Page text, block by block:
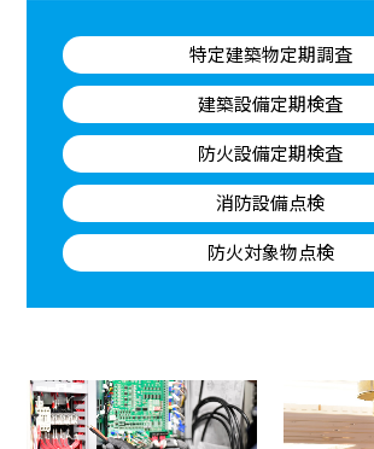
特定建築物定期調査
建築設備定期検査
防火設備定期検査
消防設備点検
防火対象物点検